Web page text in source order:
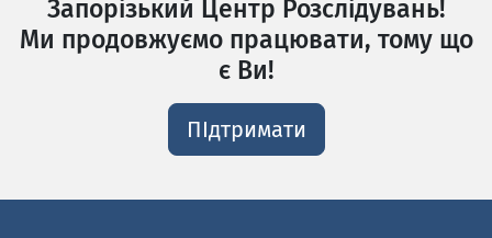
Запорізький Центр Розслідувань!
Ми продовжуємо працювати, тому що
є Ви!
ПІдтримати